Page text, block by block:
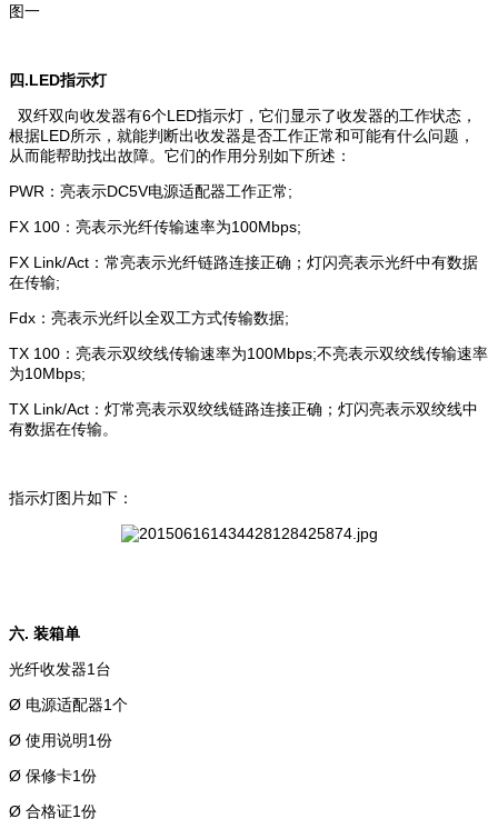
图一
四.LED指示灯
双纤双向收发器有6个LED指示灯，它们显示了收发器的工作状态，
根据LED所示，就能判断出收发器是否工作正常和可能有什么问题，
从而能帮助找出故障。它们的作用分别如下所述：
PWR：亮表示DC5V电源适配器工作正常;
FX 100：亮表示光纤传输速率为100Mbps;
FX Link/Act：常亮表示光纤链路连接正确；灯闪亮表示光纤中有数据
在传输;
Fdx：亮表示光纤以全双工方式传输数据;
TX 100：亮表示双绞线传输速率为100Mbps;不亮表示双绞线传输速率
为10Mbps;
TX Link/Act：灯常亮表示双绞线链路连接正确；灯闪亮表示双绞线中
有数据在传输。
指示灯图片如下：
六. 装箱单
光纤收发器1台
Ø 电源适配器1个
Ø 使用说明1份
Ø 保修卡1份
Ø 合格证1份